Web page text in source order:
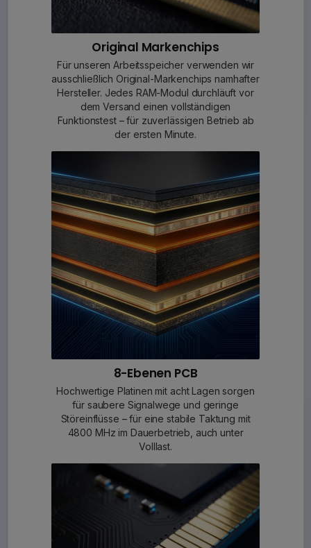
Original Markenchips
Für unseren Arbeitsspeicher verwenden wir
ausschließlich Original-Markenchips namhafter
Hersteller. Jedes RAM-Modul durchläuft vor
dem Versand einen vollständigen
Funktionstest – für zuverlässigen Betrieb ab
der ersten Minute.
8-Ebenen PCB
Hochwertige Platinen mit acht Lagen sorgen
für saubere Signalwege und geringe
Störeinflüsse – für eine stabile Taktung mit
4800 MHz im Dauerbetrieb, auch unter
Volllast.